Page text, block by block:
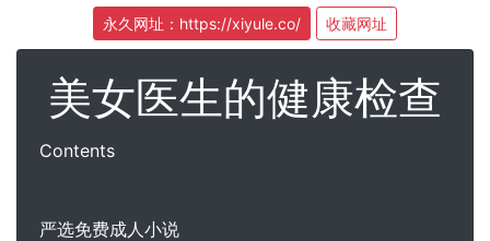
永久网址：https://xiyule.co/ 收藏网址
美女医生的健康检查
Contents
严选免费成人小说